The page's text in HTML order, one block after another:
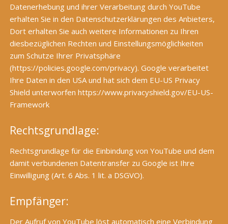
Datenerhebung und ihrer Verarbeitung durch YouTube
erhalten Sie in den Datenschutzerklärungen des Anbieters,
Dort erhalten Sie auch weitere Informationen zu Ihren
diesbezüglichen Rechten und Einstellungsmöglichkeiten
zum Schutze Ihrer Privatsphäre
(https://policies.google.com/privacy). Google verarbeitet
Ihre Daten in den USA und hat sich dem EU-US Privacy
Shield unterworfen https://www.privacyshield.gov/EU-US-
Framework
Rechtsgrundlage:
Rechtsgrundlage für die Einbindung von YouTube und dem
damit verbundenen Datentransfer zu Google ist Ihre
Einwilligung (Art. 6 Abs. 1 lit. a DSGVO).
Empfänger:
Der Aufruf von YouTube löst automatisch eine Verbindung